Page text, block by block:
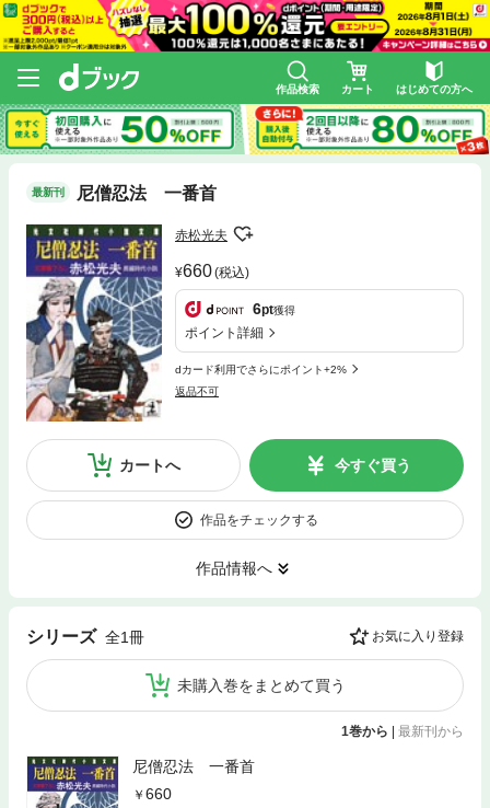
作品検索 カート はじめての方へ
最新刊 尼僧忍法 一番首
赤松光夫
660(税込)
6pt獲得
ポイント詳細
dカード利用でさらにポイント+2%
返品不可
カートへ 今すぐ買う
作品をチェックする
作品情報へ
シリーズ 全1冊 お気に入り登録
未購入巻をまとめて買う
1巻から | 最新刊から
尼僧忍法 一番首
660